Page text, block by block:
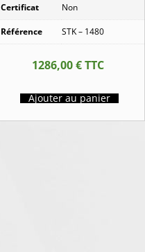
Certificat Non
Référence STK – 1480
1286,00€TTC
Ajouter au panier